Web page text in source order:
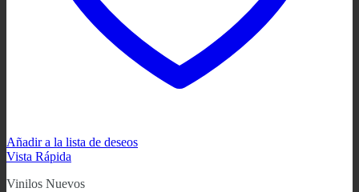
Añadir a la lista de deseos
Vista Rápida
Vinilos Nuevos